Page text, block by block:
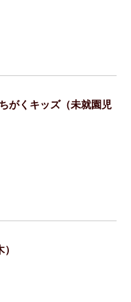
がくキッズ（未就園児